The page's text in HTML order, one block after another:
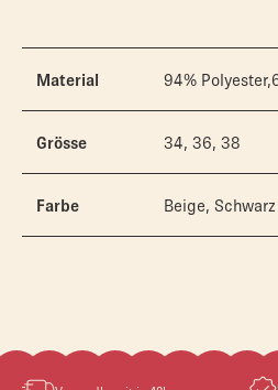
Material 94%
Grösse 34, 36, 38
Farbe Beige, Schwarz